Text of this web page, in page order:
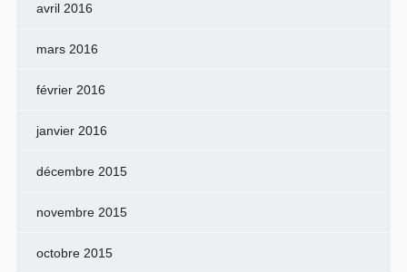
avril 2016
mars 2016
février 2016
janvier 2016
décembre 2015
novembre 2015
octobre 2015